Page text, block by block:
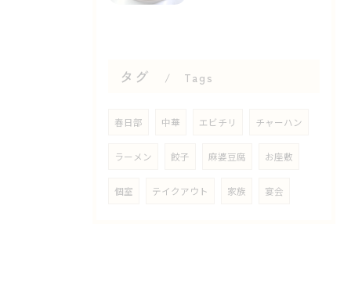
タグ Tags
春日部 中華 エビチリ チャーハン
ラーメン 餃子 麻婆豆腐 お座敷
個室 テイクアウト 家族 宴会